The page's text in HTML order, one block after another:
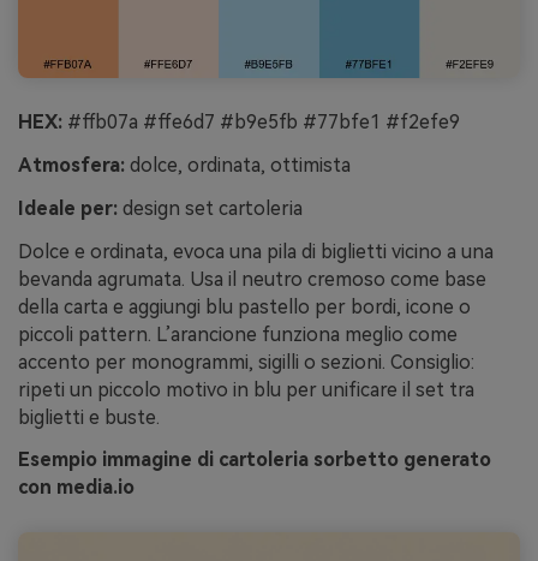
HEX: #ffb07a #ffe6d7 #b9e5fb #77bfe1 #f2efe9
Atmosfera: dolce, ordinata, ottimista
Ideale per: design set cartoleria
Dolce e ordinata, evoca una pila di biglietti vicino a una
bevanda agrumata. Usa il neutro cremoso come base
della carta e aggiungi blu pastello per bordi, icone o
piccoli pattern. L’arancione funziona meglio come
accento per monogrammi, sigilli o sezioni. Consiglio:
ripeti un piccolo motivo in blu per unificare il set tra
biglietti e buste.
Esempio immagine di cartoleria sorbetto generato
con media.io